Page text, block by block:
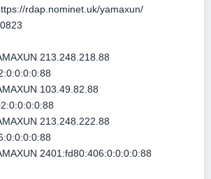
rdap.nominet.uk/yamaxun/
213.248.218.88
103.49.82.88
213.248.222.88
2401:fd80:406:0:0:0:0:88